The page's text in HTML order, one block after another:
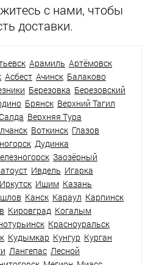
с нами, чтобы
доставки.
Арамиль Артёмовск
Асбест Ачинск Балаково
Березовка Березовский
Брянск Верхний Тагил
Верхняя Тура
Воткинск Глазов
Дудинка
Заозёрный
Ивдель Игарка
Иркутск Ишим Казань
Канск Караул Карпинск
Кировград Когалым
Красноуральск
Кудымкар Кунгур Курган
Лангепас Лесной